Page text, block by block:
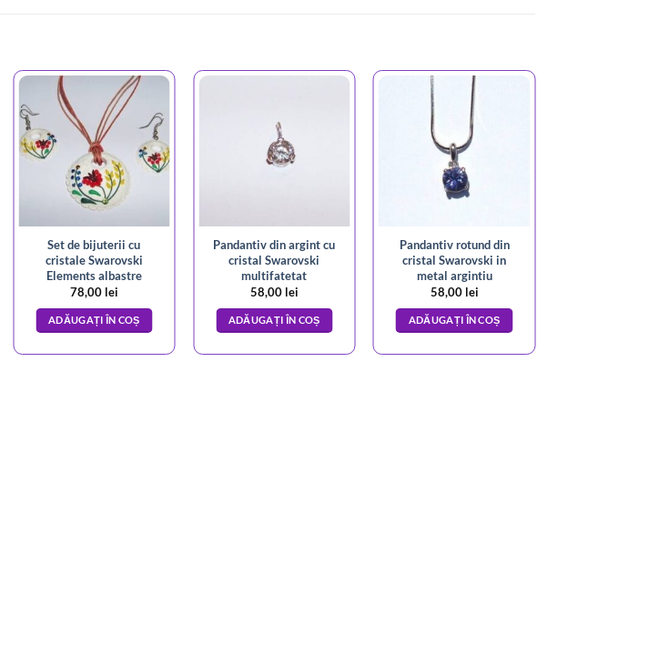
Set de bijuterii cu
cristale Swarovski
Elements albastre
78,00 lei
ADĂUGAȚI ÎN COȘ
Pandantiv din argint cu
cristal Swarovski
multifatetat
58,00 lei
ADĂUGAȚI ÎN COȘ
Pandantiv rotund din
cristal Swarovski in
metal argintiu
58,00 lei
ADĂUGAȚI ÎN COȘ